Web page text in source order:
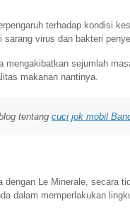
terhadap kondisi
virus dan bakteri
mengakibatkan sejumlah
makanan nantinya.
tentang cuci jok mobil
Le Minerale, secara
dalam memperlakukan